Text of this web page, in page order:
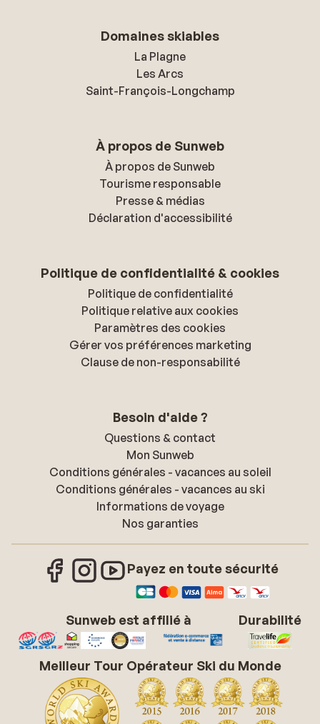
Domaines skiables
La Plagne
Les Arcs
Saint-François-Longchamp
À propos de Sunweb
À propos de Sunweb
Tourisme responsable
Presse & médias
Déclaration d'accessibilité
Politique de confidentialité & cookies
Politique de confidentialité
Politique relative aux cookies
Paramètres des cookies
Gérer vos préférences marketing
Clause de non-responsabilité
Besoin d'aide ?
Questions & contact
Mon Sunweb
Conditions générales - vacances au soleil
Conditions générales - vacances au ski
Informations de voyage
Nos garanties
Payez en toute sécurité
Sunweb est affilié à Durabilité
Meilleur Tour Opérateur Ski du Monde